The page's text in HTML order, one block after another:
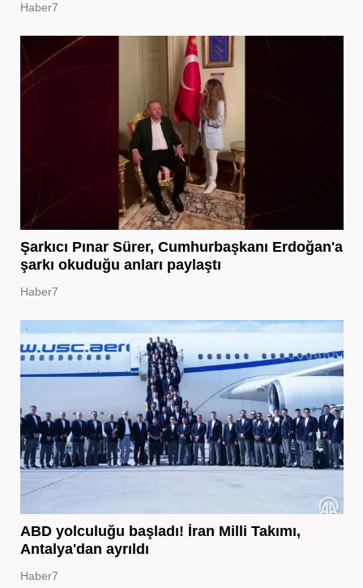
Haber7
Şarkıcı Pınar Sürer, Cumhurbaşkanı Erdoğan'a
şarkı okuduğu anları paylaştı
Haber7
ABD yolculuğu başladı! İran Milli Takımı,
Antalya'dan ayrıldı
Haber7